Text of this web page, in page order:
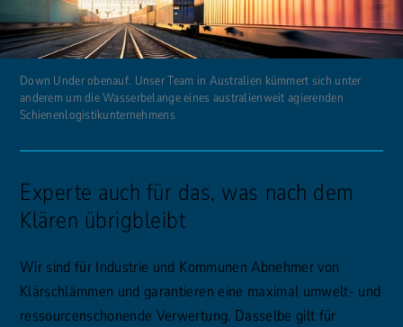
Down Under obenauf. Unser Team in Australien kümmert sich unter
anderem um die Wasserbelange eines australienweit agierenden
Schienenlogistikunternehmens
Experte auch für das, was nach dem
Klären übrigbleibt
Wir sind für Industrie und Kommunen Abnehmer von
Klärschlämmen und garantieren eine maximal umwelt- und
ressourcenschonende Verwertung. Dasselbe gilt für